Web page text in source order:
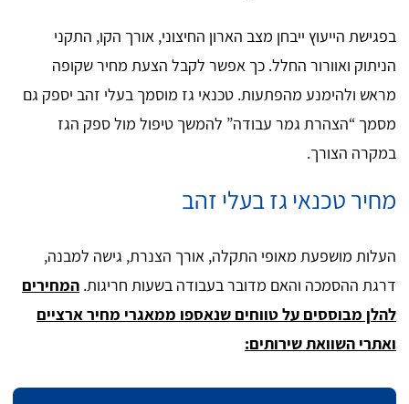
בפגישת הייעוץ ייבחן מצב הארון החיצוני, אורך הקו, התקני
הניתוק ואוורור החלל. כך אפשר לקבל הצעת מחיר שקופה
מראש ולהימנע מהפתעות. טכנאי גז מוסמך בעלי זהב יספק גם
מסמך “הצהרת גמר עבודה” להמשך טיפול מול ספק הגז
במקרה הצורך.
מחיר טכנאי גז בעלי זהב
העלות מושפעת מאופי התקלה, אורך הצנרת, גישה למבנה,
דרגת ההסמכה והאם מדובר בעבודה בשעות חריגות. המחירים
להלן מבוססים על טווחים שנאספו ממאגרי מחיר ארציים
ואתרי השוואת שירותים: